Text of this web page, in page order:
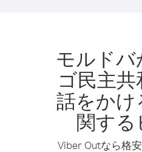
モルドバ
ゴ民主
話をかけ
関する
Viber Outなら格